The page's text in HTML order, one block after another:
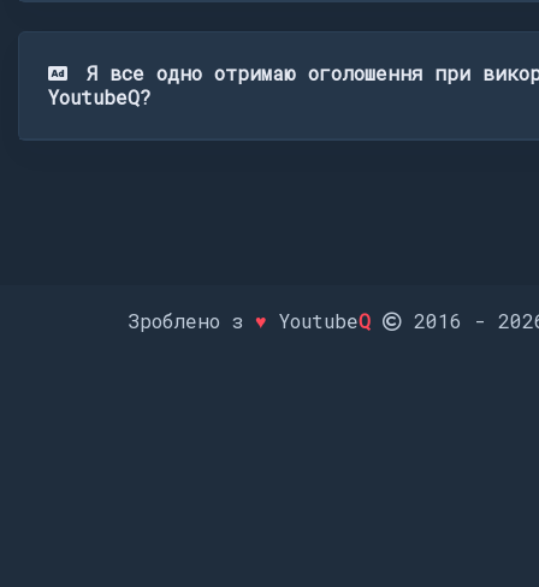
Я все одно отримаю оголошення при
YoutubeQ?
Зроблено з ♥ YoutubeQ 2016 -